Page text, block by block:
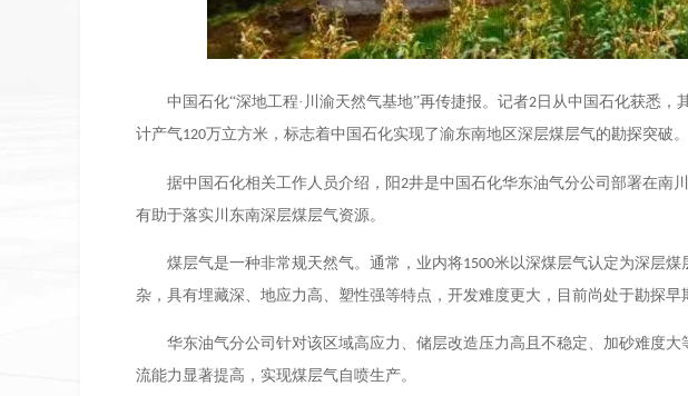
中国石化“深地工程·川渝天然气基地”再传捷报。记者2 日从中国石化获悉，
计产气120万立方米，标志着中国石化实现了渝东南地区深层煤层气的勘探突破。
据中国石化相关工作人员介绍，阳2井是中国石化华东油气分公司部署在南
有助于落实川东南深层煤层气资源。
煤层气是一种非常规天然气。通常，业内将1500米以深煤层气认定为深层煤
杂，具有埋藏深、地应力高、塑性强等特点，开发难度更大，目前尚处于勘探早
华东油气分公司针对该区域高应力、储层改造压力高且不稳定、加砂难度
流能力显著提高，实现煤层气自喷生产。